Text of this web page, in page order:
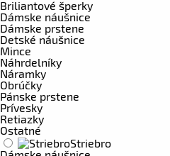
Briliantové šperky
Dámske náušnice
Dámske prstene
Detské náušnice
Mince
Náhrdelníky
Náramky
Obrúčky
Pánske prstene
Prívesky
Retiazky
Ostatné
Striebro